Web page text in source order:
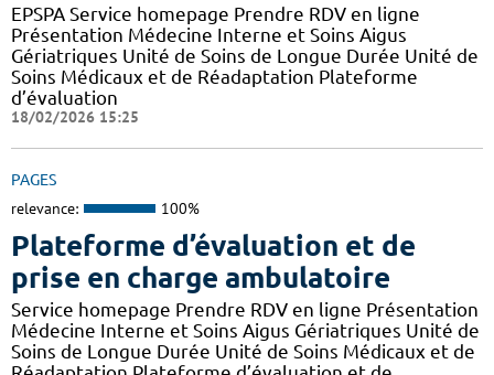
EPSPA Service homepage Prendre RDV en ligne
Présentation Médecine Interne et Soins Aigus
Gériatriques Unité de Soins de Longue Durée Unité de
Soins Médicaux et de Réadaptation Plateforme
d’évaluation
18/02/2026 15:25
PAGES
relevance: 100%
Plateforme d’évaluation et de
prise en charge ambulatoire
Service homepage Prendre RDV en ligne Présentation
Médecine Interne et Soins Aigus Gériatriques Unité de
Soins de Longue Durée Unité de Soins Médicaux et de